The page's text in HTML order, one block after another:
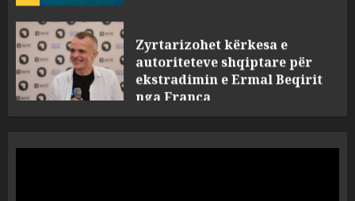
4
ekstradimin e Ermal Beqirit
nga Franca
AUGUST 6, 2026
A do të ketë rrezik për Tokën?